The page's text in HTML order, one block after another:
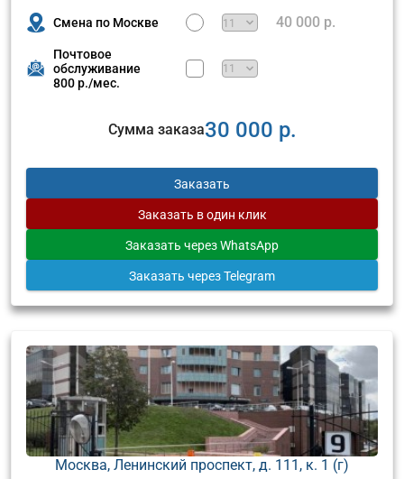
Смена по Москве 40 000 р.
Почтовое
обслуживание
800 р./мес.
Сумма заказа30 000 р.
Заказать
Заказать в один клик
Заказать через WhatsApp
Заказать через Telegram
Москва, Ленинский проспект, д. 111, к. 1 (г)